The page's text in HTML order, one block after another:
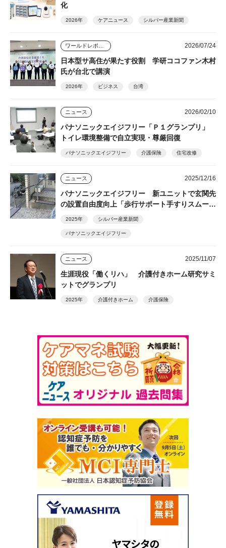
化
2026年 ケアニュース シルバー産業新聞
2026/07/24
日本型サ高住が果たす役割 学研ココファン木村
氏が台北で講演
2026年 ビジネス 台湾
ニュース 2026/02/10
パナソニックエイジフリー「Ｐ１グランプリ」
トイレ環境整備で自立実現・尊厳回復
パナソニックエイジフリー 介護保険 住宅改修
ニュース 2025/12/16
パナソニックエイジフリー 新ユニットで玄関先
の設置自由度向上「歩行サポート手すりスムーデ
2025年 シルバー産業新聞
パナソニックエイジフリー
ニュース 2025/11/07
生涯現役「働くリハ」 介護付きホーム研究サミ
ットでグランプリ
2025年 介護付きホーム 介護保険